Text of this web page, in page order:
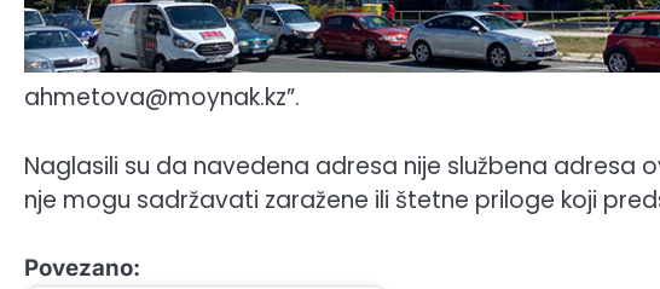
ahmetova@moynak.kz”.
Naglasili su da navedena adresa nije službena
nje mogu sadržavati zaražene ili štetne priloge koji
Povezano: